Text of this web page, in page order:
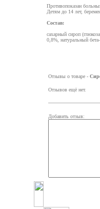
Противопоказан
Детям до 14 лет,
Состав:
сахарный сироп
0,8%, натуральный
Отзывы о товаре -
Отзывов ещё нет.
Добавить отзыв: